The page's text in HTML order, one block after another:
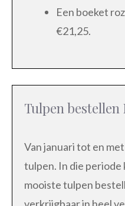
Een boeket
€21,25.
Tulpen
Van januari tot en
tulpen. In die periode
mooiste tulpen
verkrijgbaar in heel